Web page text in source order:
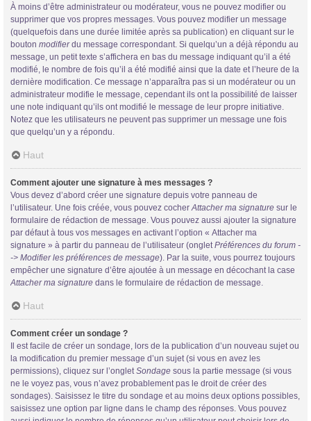
À moins d’être administrateur ou modérateur, vous ne pouvez modifier ou
supprimer que vos propres messages. Vous pouvez modifier un message
(quelquefois dans une durée limitée après sa publication) en cliquant sur le
bouton modifierdu message correspondant. Si quelqu’un a déjà répondu au
message, un petit texte s’affichera en bas du message indiquant qu’il a été
modifié, le nombre de fois qu’il a été modifié ainsi que la date et l’heure de la
dernière modification. Ce message n’apparaîtra pas si un modérateur ou un
administrateur modifie le message, cependant ils ont la possibilité de laisser
une note indiquant qu’ils ont modifié le message de leur propre initiative.
Notez que les utilisateurs ne peuvent pas supprimer un message une fois
que quelqu’un y a répondu.
Haut
Comment ajouter une signature à mes messages ?
Vous devez d’abord créer une signature depuis votre panneau de
l’utilisateur. Une fois créée, vous pouvez cocherAttacher ma signature sur le
formulaire de rédaction de message. Vous pouvez aussi ajouter la signature
par défaut à tous vos messages en activant l’option « Attacher ma
signature » à partir du panneau de l’utilisateur (ongletPréférences du forum -
-> Modifier les préférences de message). Par la suite, vous pourrez toujours
empêcher une signature d’être ajoutée à un message en décochant la case
Attacher ma signature dans le formulaire de rédaction de message.
Haut
Comment créer un sondage ?
Il est facile de créer un sondage, lors de la publication d’un nouveau sujet ou
la modification du premier message d’un sujet (si vous en avez les
permissions), cliquez sur l’ongletSondage sous la partie message (si vous
ne le voyez pas, vous n’avez probablement pas le droit de créer des
sondages). Saisissez le titre du sondage et au moins deux options possibles,
saisissez une option par ligne dans le champ des réponses. Vous pouvez